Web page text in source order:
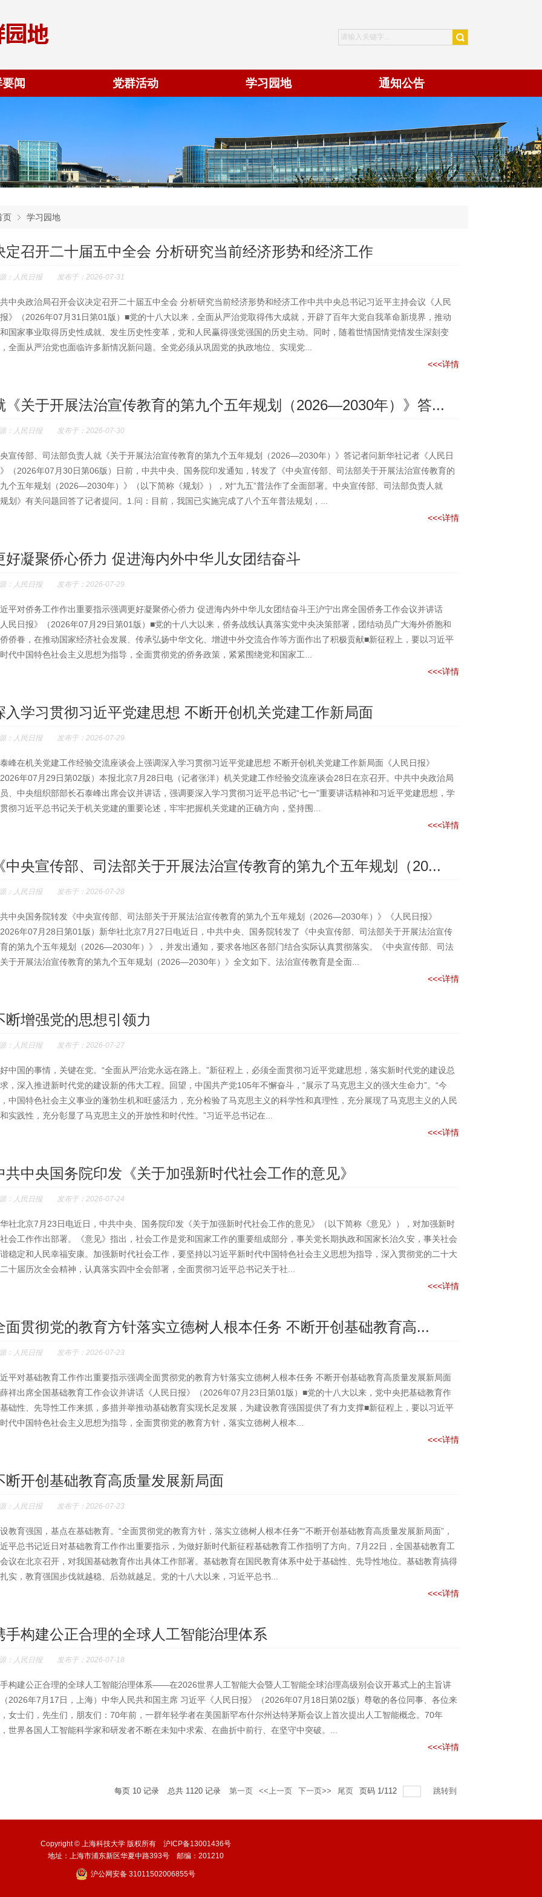
闻 党群活动 学习园地 通知公告
页 学习园地
定召开二十届五中全会 分析研究当前经济形势和经济工作
源：人民日报 发布于：2026-07-31
中央政治局召开会议决定召开二十届五中全会 分析研究当前经济形势和经济工作中共中央总书记习近平主持会议《人民
》（2026年07月31日第01版）■党的十八大以来，全面从严治党取得伟大成就，开辟了百年大党自我革命新境界，推动
国家事业取得历史性成就、发生历史性变革，党和人民赢得强党强国的历史主动。同时，随着世情国情党情发生深刻变
全面从严治党也面临许多新情况新问题。全党必须从巩固党的执政地位、实现党...
<<<详情
《关于开展法治宣传教育的第九个五年规划（2026—2030年）》答...
源：人民日报 发布于：2026-07-30
宣传部、司法部负责人就《关于开展法治宣传教育的第九个五年规划（2026—2030年）》答记者问新华社记者《人民日
（2026年07月30日第06版）日前，中共中央、国务院印发通知，转发了《中央宣传部、司法部关于开展法治宣传教育的
个五年规划（2026—2030年）》（以下简称《规划》），对“九五”普法作了全面部署。中央宣传部、司法部负责人就
规划》有关问题回答了记者提问。1.问：目前，我国已实施完成了八个五年普法规划，...
<<<详情
好凝聚侨心侨力 促进海内外中华儿女团结奋斗
源：人民日报 发布于：2026-07-29
平对侨务工作作出重要指示强调更好凝聚侨心侨力 促进海内外中华儿女团结奋斗王沪宁出席全国侨务工作会议并讲话
人民日报》（2026年07月29日第01版）■党的十八大以来，侨务战线认真落实党中央决策部署，团结动员广大海外侨胞和
侨眷，在推动国家经济社会发展、传承弘扬中华文化、增进中外交流合作等方面作出了积极贡献■新征程上，要以习近平
代中国特色社会主义思想为指导，全面贯彻党的侨务政策，紧紧围绕党和国家工...
<<<详情
入学习贯彻习近平党建思想 不断开创机关党建工作新局面
源：人民日报 发布于：2026-07-29
峰在机关党建工作经验交流座谈会上强调深入学习贯彻习近平党建思想 不断开创机关党建工作新局面《人民日报》
2026年07月29日第02版）本报北京7月28日电（记者张洋）机关党建工作经验交流座谈会28日在京召开。中共中央政治局
、中央组织部部长石泰峰出席会议并讲话，强调要深入学习贯彻习近平总书记“七一”重要讲话精神和习近平党建思想，学
彻习近平总书记关于机关党建的重要论述，牢牢把握机关党建的正确方向，坚持围...
<<<详情
《中央宣传部、司法部关于开展法治宣传教育的第九个五年规划（20...
源：人民日报 发布于：2026-07-28
中央国务院转发《中央宣传部、司法部关于开展法治宣传教育的第九个五年规划（2026—2030年）》《人民日报》
2026年07月28日第01版）新华社北京7月27日电近日，中共中央、国务院转发了《中央宣传部、司法部关于开展法治宣传
的第九个五年规划（2026—2030年）》，并发出通知，要求各地区各部门结合实际认真贯彻落实。《中央宣传部、司法
于开展法治宣传教育的第九个五年规划（2026—2030年）》全文如下。法治宣传教育是全面...
<<<详情
断增强党的思想引领力
源：人民日报 发布于：2026-07-27
中国的事情，关键在党。“全面从严治党永远在路上。”新征程上，必须全面贯彻习近平党建思想，落实新时代党的建设总
，深入推进新时代党的建设新的伟大工程。回望，中国共产党105年不懈奋斗，“展示了马克思主义的强大生命力”。“今
中国特色社会主义事业的蓬勃生机和旺盛活力，充分检验了马克思主义的科学性和真理性，充分展现了马克思主义的人民
实践性，充分彰显了马克思主义的开放性和时代性。”习近平总书记在...
<<<详情
共中央国务院印发《关于加强新时代社会工作的意见》
源：人民日报 发布于：2026-07-24
社北京7月23日电近日，中共中央、国务院印发《关于加强新时代社会工作的意见》（以下简称《意见》），对加强新时
会工作作出部署。《意见》指出，社会工作是党和国家工作的重要组成部分，事关党长期执政和国家长治久安，事关社会
稳定和人民幸福安康。加强新时代社会工作，要坚持以习近平新时代中国特色社会主义思想为指导，深入贯彻党的二十大
十届历次全会精神，认真落实四中全会部署，全面贯彻习近平总书记关于社...
<<<详情
面贯彻党的教育方针落实立德树人根本任务 不断开创基础教育高...
源：人民日报 发布于：2026-07-23
平对基础教育工作作出重要指示强调全面贯彻党的教育方针落实立德树人根本任务 不断开创基础教育高质量发展新局面
祥出席全国基础教育工作会议并讲话《人民日报》（2026年07月23日第01版）■党的十八大以来，党中央把基础教育作
础性、先导性工作来抓，多措并举推动基础教育实现长足发展，为建设教育强国提供了有力支撑■新征程上，要以习近平
代中国特色社会主义思想为指导，全面贯彻党的教育方针，落实立德树人根本...
<<<详情
断开创基础教育高质量发展新局面
源：人民日报 发布于：2026-07-23
教育强国，基点在基础教育。“全面贯彻党的教育方针，落实立德树人根本任务”“不断开创基础教育高质量发展新局面”，
平总书记近日对基础教育工作作出重要指示，为做好新时代新征程基础教育工作指明了方向。7月22日，全国基础教育工
议在北京召开，对我国基础教育作出具体工作部署。基础教育在国民教育体系中处于基础性、先导性地位。基础教育搞得
实，教育强国步伐就越稳、后劲就越足。党的十八大以来，习近平总书...
<<<详情
手构建公正合理的全球人工智能治理体系
源：人民日报 发布于：2026-07-18
构建公正合理的全球人工智能治理体系——在2026世界人工智能大会暨人工智能全球治理高级别会议开幕式上的主旨讲
2026年7月17日，上海）中华人民共和国主席 习近平《人民日报》（2026年07月18日第02版）尊敬的各位同事、各位来
女士们，先生们，朋友们：70年前，一群年轻学者在美国新罕布什尔州达特茅斯会议上首次提出人工智能概念。70年
世界各国人工智能科学家和研发者不断在未知中求索、在曲折中前行、在坚守中突破。...
<<<详情
每页 10 记录 总共 1120 记录 第一页 <<上一页 下一页>> 尾页 页码 1/112 跳转到
Copyright © 上海科技大学 版权所有 沪ICP备13001436号
地址：上海市浦东新区华夏中路393号 邮编：201210
沪公网安备 31011502006855号